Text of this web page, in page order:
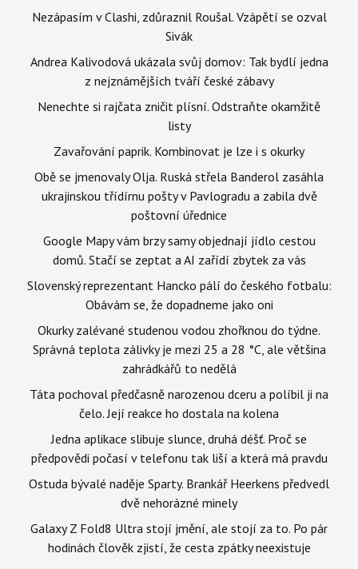
Nezápasím v Clashi, zdůraznil Roušal. Vzápětí se ozval
Sivák
Andrea Kalivodová ukázala svůj domov: Tak bydlí jedna
z nejznámějších tváří české zábavy
Nenechte si rajčata zničit plísní. Odstraňte okamžitě
listy
Zavařování paprik. Kombinovat je lze i s okurky
Obě se jmenovaly Olja. Ruská střela Banderol zasáhla
ukrajinskou třídírnu pošty v Pavlogradu a zabila dvě
poštovní úřednice
Google Mapy vám brzy samy objednají jídlo cestou
domů. Stačí se zeptat a AI zařídí zbytek za vás
Slovenský reprezentant Hancko pálí do českého fotbalu:
Obávám se, že dopadneme jako oni
Okurky zalévané studenou vodou zhořknou do týdne.
Správná teplota zálivky je mezi 25 a 28 °C, ale většina
zahrádkářů to nedělá
Táta pochoval předčasně narozenou dceru a políbil ji na
čelo. Její reakce ho dostala na kolena
Jedna aplikace slibuje slunce, druhá déšť. Proč se
předpovědi počasí v telefonu tak liší a která má pravdu
Ostuda bývalé naděje Sparty. Brankář Heerkens předvedl
dvě nehorázné minely
Galaxy Z Fold8 Ultra stojí jmění, ale stojí za to. Po pár
hodinách člověk zjistí, že cesta zpátky neexistuje